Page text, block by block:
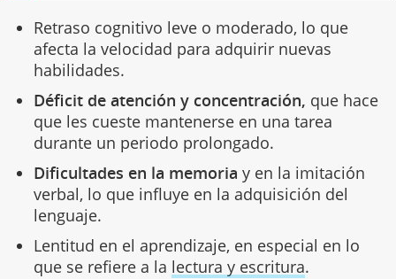
Retraso cognitivo leve o moderado, lo que
afecta la velocidad para adquirir nuevas
habilidades.
Déficit de atención y concentración, que hace
que les cueste mantenerse en una tarea
durante un periodo prolongado.
Dificultades en la memoria y en la imitación
verbal, lo que influye en la adquisición del
lenguaje.
Lentitud en el aprendizaje, en especial en lo
que se refiere a la lectura y escritura.